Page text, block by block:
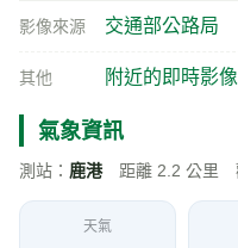
影像來源 交通部公路局
其他 附近的即時影
氣象資訊
測站： 鹿港距離 2.2 公里
天氣